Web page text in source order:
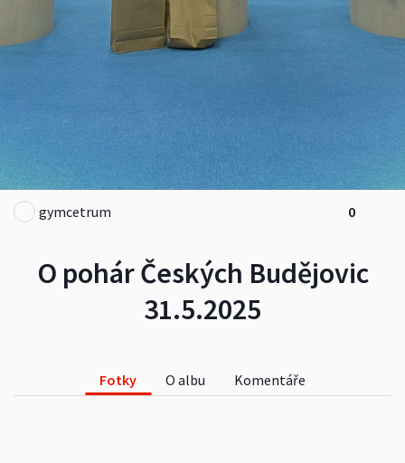
O pohár Českých Budějovic
31.5.2025
gymcetrum 0
Fotky O albu Komentáře